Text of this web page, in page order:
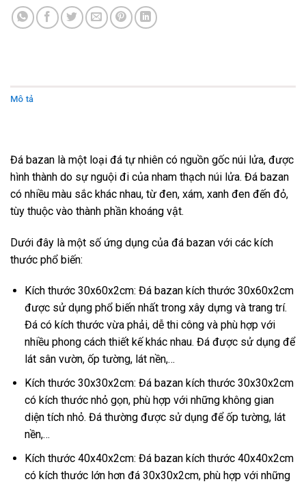
Mô tả
Đá bazan là một loại đá tự nhiên có nguồn gốc núi lửa, được
hình thành do sự nguội đi của nham thạch núi lửa. Đá bazan
có nhiều màu sắc khác nhau, từ đen, xám, xanh đen đến đỏ,
tùy thuộc vào thành phần khoáng vật.
Dưới đây là một số ứng dụng của đá bazan với các kích
thước phổ biến:
Kích thước 30x60x2cm: Đá bazan kích thước 30x60x2cm
được sử dụng phổ biến nhất trong xây dựng và trang trí.
Đá có kích thước vừa phải, dễ thi công và phù hợp với
nhiều phong cách thiết kế khác nhau. Đá được sử dụng để
lát sân vườn, ốp tường, lát nền,…
Kích thước 30x30x2cm: Đá bazan kích thước 30x30x2cm
có kích thước nhỏ gọn, phù hợp với những không gian
diện tích nhỏ. Đá thường được sử dụng để ốp tường, lát
nền,…
Kích thước 40x40x2cm: Đá bazan kích thước 40x40x2cm
có kích thước lớn hơn đá 30x30x2cm, phù hợp với những